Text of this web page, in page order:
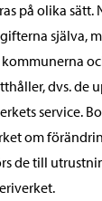
på olika sätt.
själva,
dvs. de
service.
om
de till